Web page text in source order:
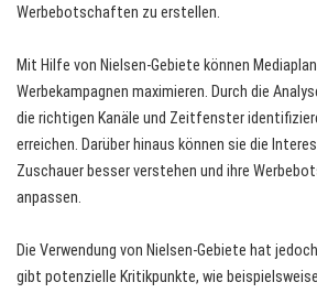
Werbebotschaften zu erstellen.
Mit Hilfe von Nielsen-Gebiete können
Werbekampagnen maximieren. Durch die
die richtigen Kanäle und Zeitfenster
erreichen. Darüber hinaus können sie die
Zuschauer besser verstehen und ihre
anpassen.
Die Verwendung von Nielsen-Gebiete hat
gibt potenzielle Kritikpunkte, wie